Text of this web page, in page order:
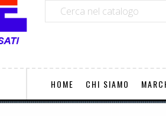
HOME CHI SIAMO